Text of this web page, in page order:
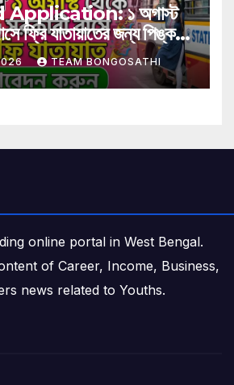
১ অগাস্ট
ফ্রি যাতায়াতের জন্য পিঙ্ক
আবেদন করুন এখনই
TEAM BONGOSATHI
online portal in West Bengal.
of Career, Income, Business,
news related to Youths.